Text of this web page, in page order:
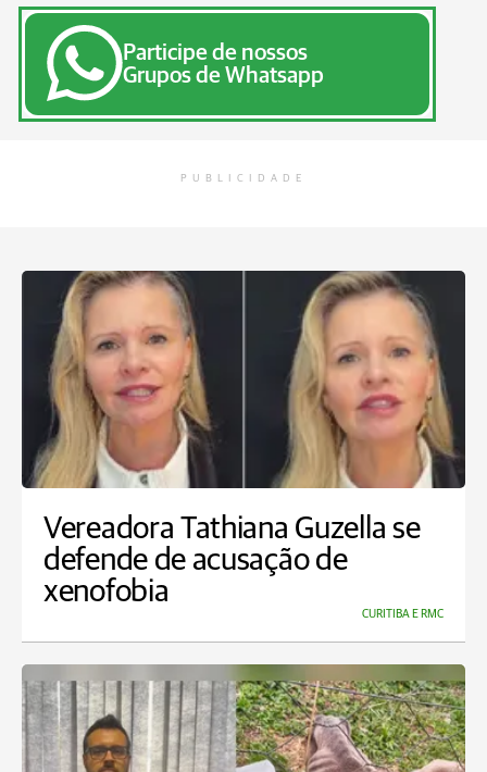
Participe de nossos
Grupos de Whatsapp
PUBLICIDADE
Vereadora Tathiana Guzella se
defende de acusação de
xenofobia
CURITIBA E RMC